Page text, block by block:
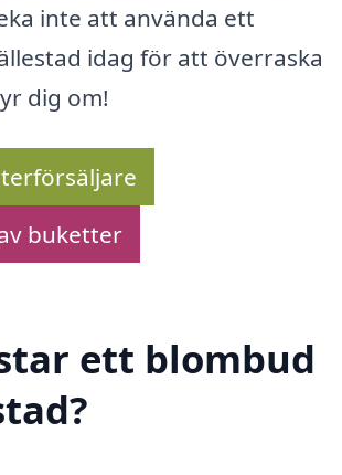
inte att använda ett
idag för att överraska
dig om!
buketter
ett blombud